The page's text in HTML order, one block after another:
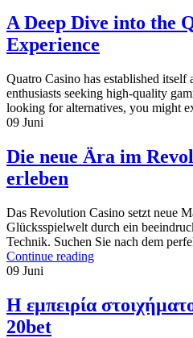
A Deep Dive into the
Experience
Quatro Casino has established
enthusiasts seeking high-quality
looking for alternatives, you might
09 Juni
Die neue Ära im
erleben
Das Revolution Casino setzt neue
Glücksspielwelt durch ein
Technik. Suchen Sie nach dem
Continue reading
09 Juni
Η εμπειρία
20bet